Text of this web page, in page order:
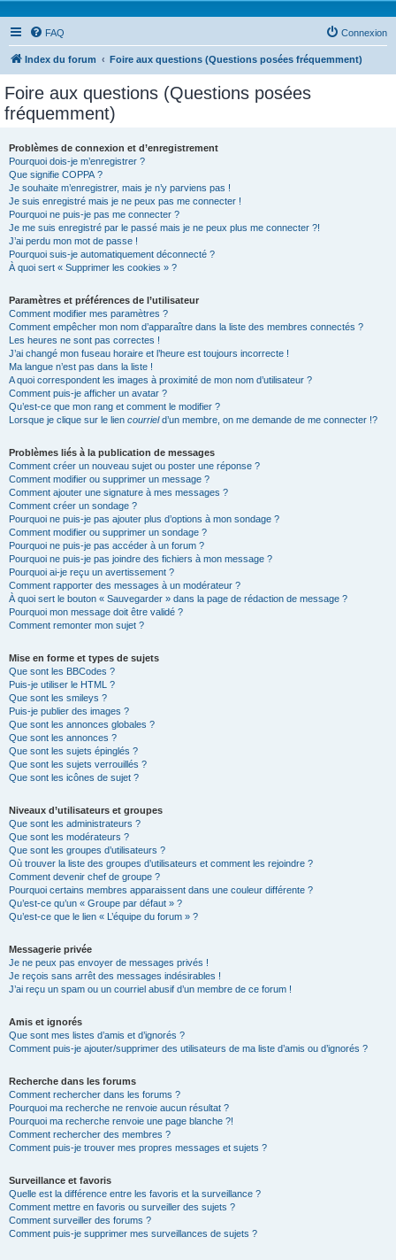
FAQ Connexion
Index du forum Foire aux questions (Questions posées fréquemment)
Foire aux questions (Questions posées
fréquemment)
Problèmes de connexion et d’enregistrement
Pourquoi dois-je m’enregistrer ?
Que signifie COPPA ?
Je souhaite m’enregistrer, mais je n’y parviens pas !
Je suis enregistré mais je ne peux pas me connecter !
Pourquoi ne puis-je pas me connecter ?
Je me suis enregistré par le passé mais je ne peux plus me connecter ?!
J’ai perdu mon mot de passe !
Pourquoi suis-je automatiquement déconnecté ?
À quoi sert « Supprimer les cookies » ?
Paramètres et préférences de l’utilisateur
Comment modifier mes paramètres ?
Comment empêcher mon nom d’apparaître dans la liste des membres connectés ?
Les heures ne sont pas correctes !
J’ai changé mon fuseau horaire et l’heure est toujours incorrecte !
Ma langue n’est pas dans la liste !
A quoi correspondent les images à proximité de mon nom d’utilisateur ?
Comment puis-je afficher un avatar ?
Qu’est-ce que mon rang et comment le modifier ?
Lorsque je clique sur le lien courrield’un membre, on me demande de me connecter !?
Problèmes liés à la publication de messages
Comment créer un nouveau sujet ou poster une réponse ?
Comment modifier ou supprimer un message ?
Comment ajouter une signature à mes messages ?
Comment créer un sondage ?
Pourquoi ne puis-je pas ajouter plus d’options à mon sondage ?
Comment modifier ou supprimer un sondage ?
Pourquoi ne puis-je pas accéder à un forum ?
Pourquoi ne puis-je pas joindre des fichiers à mon message ?
Pourquoi ai-je reçu un avertissement ?
Comment rapporter des messages à un modérateur ?
À quoi sert le bouton « Sauvegarder » dans la page de rédaction de message ?
Pourquoi mon message doit être validé ?
Comment remonter mon sujet ?
Mise en forme et types de sujets
Que sont les BBCodes ?
Puis-je utiliser le HTML ?
Que sont les smileys ?
Puis-je publier des images ?
Que sont les annonces globales ?
Que sont les annonces ?
Que sont les sujets épinglés ?
Que sont les sujets verrouillés ?
Que sont les icônes de sujet ?
Niveaux d’utilisateurs et groupes
Que sont les administrateurs ?
Que sont les modérateurs ?
Que sont les groupes d’utilisateurs ?
Où trouver la liste des groupes d’utilisateurs et comment les rejoindre ?
Comment devenir chef de groupe ?
Pourquoi certains membres apparaissent dans une couleur différente ?
Qu’est-ce qu’un « Groupe par défaut » ?
Qu’est-ce que le lien « L’équipe du forum » ?
Messagerie privée
Je ne peux pas envoyer de messages privés !
Je reçois sans arrêt des messages indésirables !
J’ai reçu un spam ou un courriel abusif d’un membre de ce forum !
Amis et ignorés
Que sont mes listes d’amis et d’ignorés ?
Comment puis-je ajouter/supprimer des utilisateurs de ma liste d’amis ou d’ignorés ?
Recherche dans les forums
Comment rechercher dans les forums ?
Pourquoi ma recherche ne renvoie aucun résultat ?
Pourquoi ma recherche renvoie une page blanche ?!
Comment rechercher des membres ?
Comment puis-je trouver mes propres messages et sujets ?
Surveillance et favoris
Quelle est la différence entre les favoris et la surveillance ?
Comment mettre en favoris ou surveiller des sujets ?
Comment surveiller des forums ?
Comment puis-je supprimer mes surveillances de sujets ?